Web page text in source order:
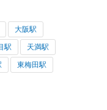
大阪駅
駅 天満駅
東梅田駅